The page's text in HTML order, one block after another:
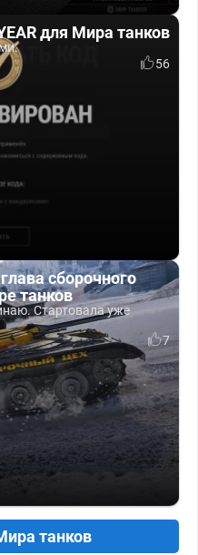
для Мира танков
56
сборочного
танков
Стартовала уже
7
танков